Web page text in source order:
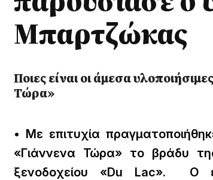
Μπαρτζώκας
Ποιες είναι οι άμεσα
Τώρα»
• Με επιτυχία
«Γιάννενα Τώρα» το βράδυ
ξενοδοχείου «Du Lac». Ο